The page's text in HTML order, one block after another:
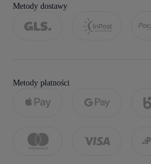
Metody dostawy
Metody płatności